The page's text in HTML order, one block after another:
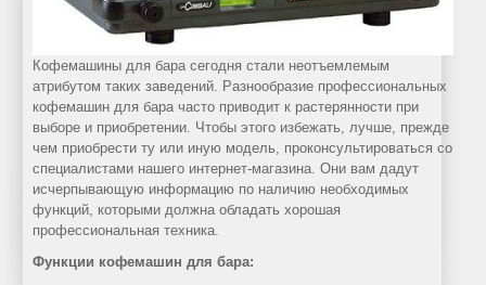
кофемашин
Обслуживание
кофемашин
Наши
ремонт
кофемашин
Кофемашины для бара сегодня стали неотъемлемым
атрибутом таких заведений. Разнообразие профессиональных
кофемашин для бара часто приводит к растерянности при
выборе и приобретении. Чтобы этого избежать, лучше, прежде
чем приобрести ту или иную модель, проконсультироваться со
специалистами нашего интернет-магазина. Они вам дадут
исчерпывающую информацию по наличию необходимых
функций, которыми должна обладать хорошая
профессиональная техника.
Функции кофемашин для бара: